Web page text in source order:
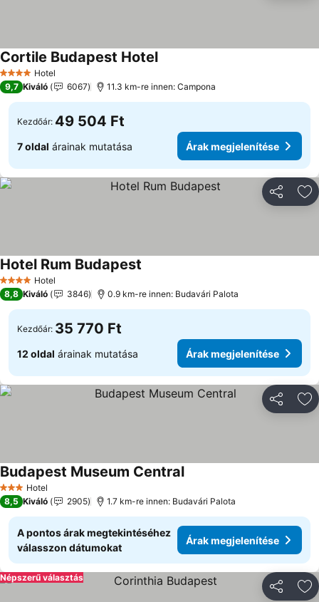
4 KategóriaHotel
Cortile Budapest HotelÁrak megjelenítése
9,7 Kiváló 6067 11.3 km-re innen: Campona
Kezdőár: 49 504 Ft
7 oldal árainak mutatása Árak megjelenítése
4 KategóriaHotel
Hotel Rum Budapest
8,8 Kiváló 3846 0.9 km-re innen: Budavári Palota
Kezdőár: 35 770 Ft
12 oldal árainak mutatása Árak megjelenítése
3 Kategória
Hotel
Budapest Museum CentralÁrak megjelenítése
8,5 Kiváló 2905 1.7 km-re innen: Budavári Palota
A pontos árak megtekintéséhez
válasszon dátumokat
Árak megjelenítése
Népszerű választás